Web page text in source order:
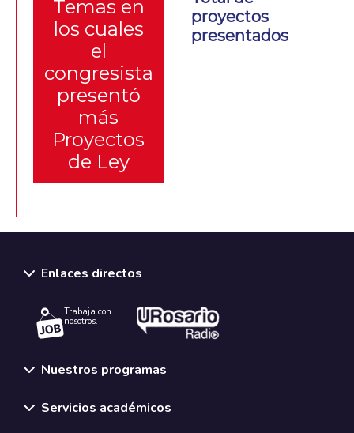
Temas en
los cuales
el
congresista
presentó
más
Proyectos
de Ley
proyectos
presentados
Enlaces directos
Trabaja con
nosotros.
Nuestros programas
Servicios académicos